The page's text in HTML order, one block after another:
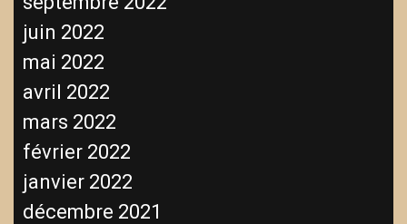
juin 2022
mai 2022
avril 2022
mars 2022
février 2022
janvier 2022
décembre 2021